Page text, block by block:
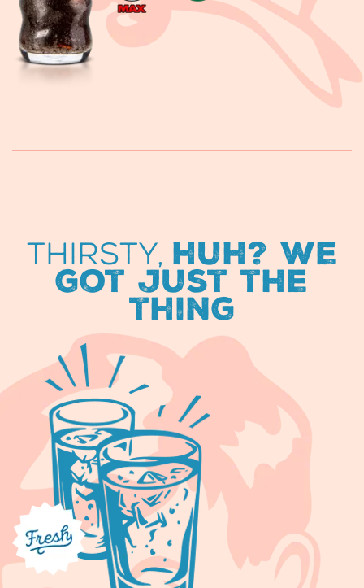
Thirsty, huh? We
got just the
thing